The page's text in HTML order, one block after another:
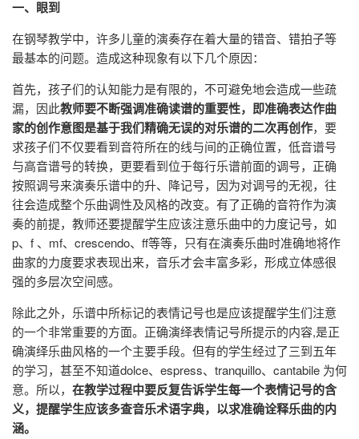
一、眼到
在钢琴教学中，许多儿童的演奏存在着大量的错音、错拍子等
最基本的问题。造成这种现象有以下几个原因：
首先，孩子们的认知能力是有限的，不可避免地会造成一些疏
漏，因此教师要不断强调准确读谱的重要性，即准确表达作曲
家的创作意图是基于我们精确无误的对乐谱的二次再创作，要
求孩子们不仅要看到音符所在的线与间的正确位置，低音谱号
与高音谱号的转换，更要看到位于每行乐谱前面的调号，正确
按照调号来演奏乐谱中的升、降记号，因为对调号的无视，往
往会造成整个乐曲调性及风格的改变。有了正确的音符作为演
奏的前提，教师还要提醒学生应该注意乐曲中的力度记号，如
p、f 、mf、crescendo、ff等等，只有在演奏乐曲时准确地将作
曲家的力度要求表现出来，音乐才会丰富多彩，形成立体感很
强的多层次空间感。
除此之外，乐谱中所标记的表情记号也是应该提醒学生们注意
的一个非常重要的方面。正确演绎表情记号所提示的内容,是正
确演绎乐曲风格的一个主要手段。但有的学生经过了三到五年
的学习，甚至不知道dolce、espress、tranquillo、cantabile 为何
意。所以， 在教学过程中要反复告诉学生每一个表情记号的含
义，提醒学生应该多查音乐术语字典，以求准确诠释乐曲的内
涵。